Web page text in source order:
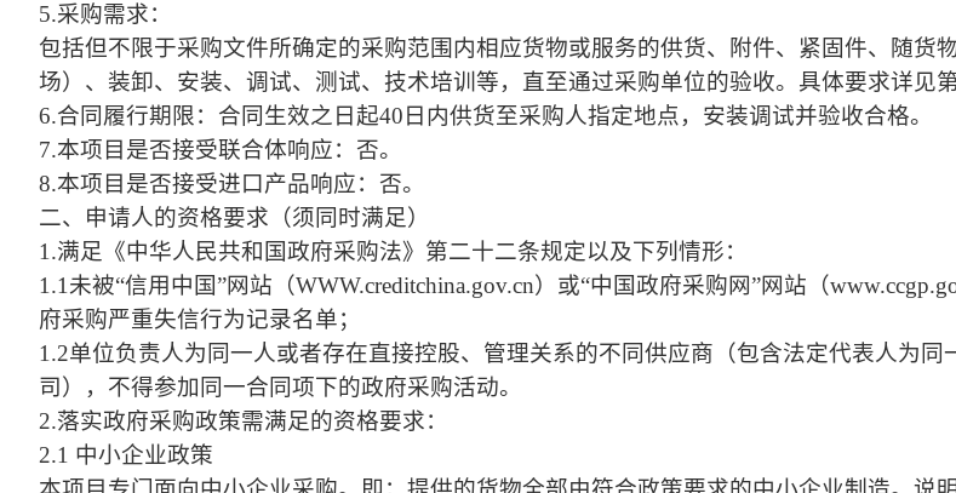
5.采购需求：
包括但不限于采购文件所确定的采购范围内相应货物或服务的供货、附件、紧固件、随
场）、装卸、安装、调试、测试、技术培训等，直至通过采购单位的验收。具体要求详见
6.合同履行期限：合同生效之日起40日内供货至采购人指定地点，安装调试并验收合格。
7.本项目是否接受联合体响应：否。
8.本项目是否接受进口产品响应：否。
二、申请人的资格要求（须同时满足）
1.满足《中华人民共和国政府采购法》第二十二条规定以及下列情形：
1.1未被“信用中国”网站（WWW.creditchina.gov.cn）或“中国政府采购网”网站（
府采购严重失信行为记录名单；
1.2单位负责人为同一人或者存在直接控股、管理关系的不同供应商（包含法定代表人为
司），不得参加同一合同项下的政府采购活动。
2.落实政府采购政策需满足的资格要求：
2.1 中小企业政策